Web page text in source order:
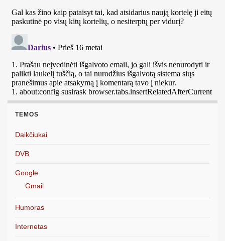
TEMOS
Daikčiukai
DVB
Google
Gmail
Humoras
Internetas